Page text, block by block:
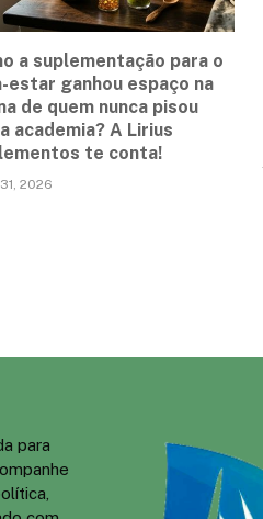
a suplementação para o
estar ganhou espaço na
de quem nunca pisou
academia? A Lirius
te conta!
2026
para